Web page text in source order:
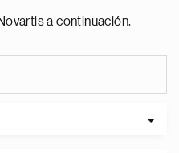
a continuación.